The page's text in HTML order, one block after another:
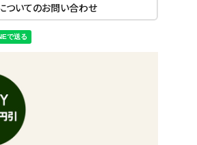
ついてのお問い合わせ